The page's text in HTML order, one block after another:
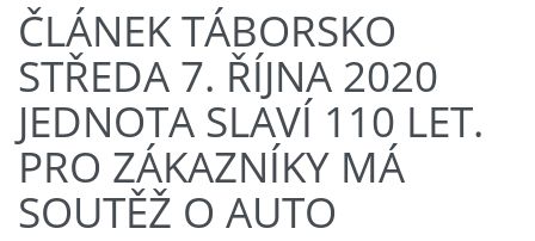
ČLÁNEK TÁBORSKO
STŘEDA 7. ŘÍJNA 2020
JEDNOTA SLAVÍ 110 LET.
PRO ZÁKAZNÍKY MÁ
SOUTĚŽ O AUTO